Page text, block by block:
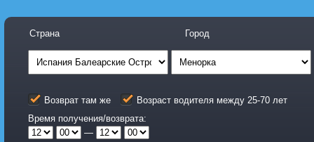
Страна Город
Возврат там же
Возраст водителя между 25-70 лет
Время получения/возврата:
—